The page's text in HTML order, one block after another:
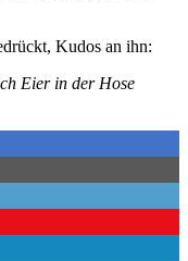
Kudos an ihn:
Eier in der Hose